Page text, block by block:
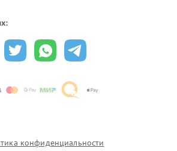
конфиденциальности